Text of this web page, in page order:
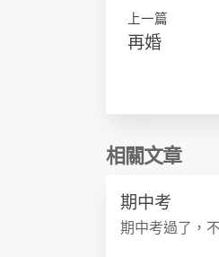
上一篇
再婚
相關文章
期中考
期中考過了，